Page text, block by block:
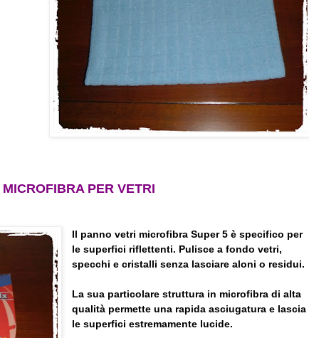
MICROFIBRA PER VETRI
Il panno vetri microfibra Super 5 è specifico per
le superfici riflettenti. Pulisce a fondo vetri,
specchi e cristalli senza lasciare aloni o residui.
La sua particolare struttura in microfibra di alta
qualità permette una rapida asciugatura e lascia
le superfici estremamente lucide.